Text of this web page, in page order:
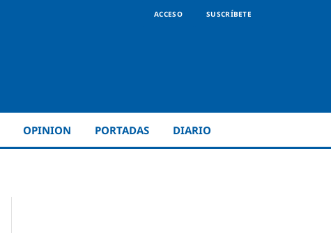
ACCESO SUSCRÍBETE
OPINION PORTADAS DIARIO